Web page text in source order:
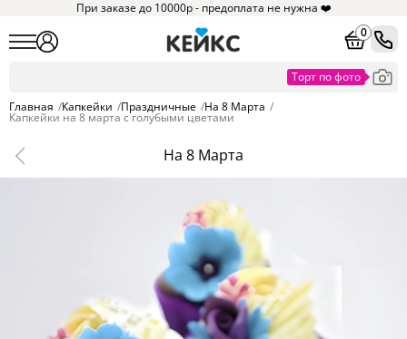
При заказе до 10000р - предоплата не нужна ❤️
0
Главная /Капкейки /Праздничные /На 8 Марта /
Капкейки на 8 марта с голубыми цветами
На 8 Марта